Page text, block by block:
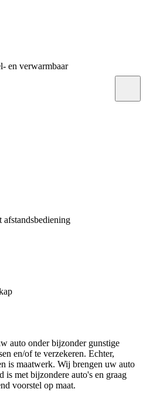
en verwarmbaar
afstandsbediening
auto onder bijzonder gunstige
en/of te verzekeren. Echter,
is maatwerk. Wij brengen uw auto
is met bijzondere auto's en graag
voorstel op maat.